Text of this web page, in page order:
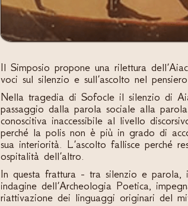
Il Simposio propone una rilettura
voci sul silenzio e sull’ascolto nel
Nella tragedia di Sofocle il silenzio di
passaggio dalla parola sociale alla
conoscitiva inaccessibile al livello
perché la polis non è più in grado di
sua interiorità. L’ascolto fallisce perché
ospitalità dell’altro.
In questa frattura - tra silenzio e
indagine dell’Archeologia Poetica,
riattivazione dei linguaggi originari del